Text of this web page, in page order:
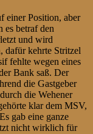
einer Position, aber
es betraf den
und wird
dafür kehrte Stritzel
fehlte wegen eines
Bank saß. Der
die Gastgeber
die Wehener
klar dem MSV,
gab eine ganze
nicht wirklich für